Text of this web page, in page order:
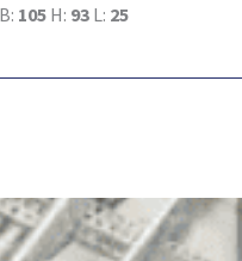
B: 105 H: 93 L: 25